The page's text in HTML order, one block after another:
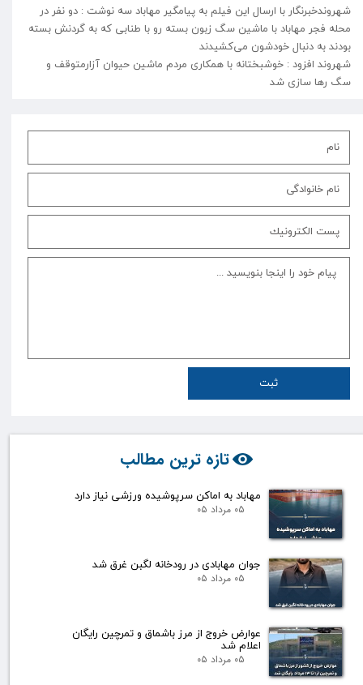
شهروندخبرنگار با ارسال این فیلم به پیامگیر مهاباد سه نوشت : دو نفر در
محله فجر مهاباد با ماشین سگ زبون بسته رو با طنابی که به گردنش بسته
بودند به دنبال خودشون می‌کشیدند
شهروند افزود : خوشبختانه با همکاری مردم ماشین حیوان آزارمتوقف و
سگ رها سازی شد
تازه ترین مطالب
مهاباد به اماکن سرپوشیده ورزشی نیاز دارد
۰۵ مرداد ۰۵
جوان مهابادی در رودخانه لگبن غرق شد
۰۵ مرداد ۰۵
عوارض خروج از مرز باشماق و تمرچین رایگان
اعلام شد
۰۵ مرداد ۰۵
ثبت